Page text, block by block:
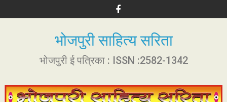
k
भोजपुरी साहित्य सरिता
भोजपुरी ई पत्रिका : ISSN :2582-1342